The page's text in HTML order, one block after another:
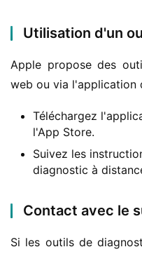
Utilisation d'un
Apple propose des
web ou via l'application
Téléchargez
l'App Store.
Suivez les
diagnostic à
Contact avec le
Si les outils de